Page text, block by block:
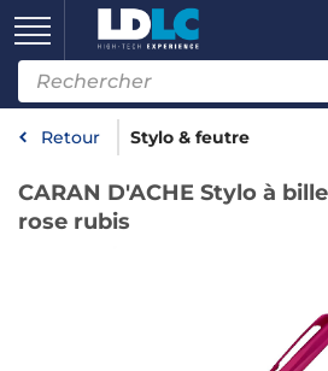
Retour Stylo & feutre
CARAN D'ACHE Stylo à
rose rubis